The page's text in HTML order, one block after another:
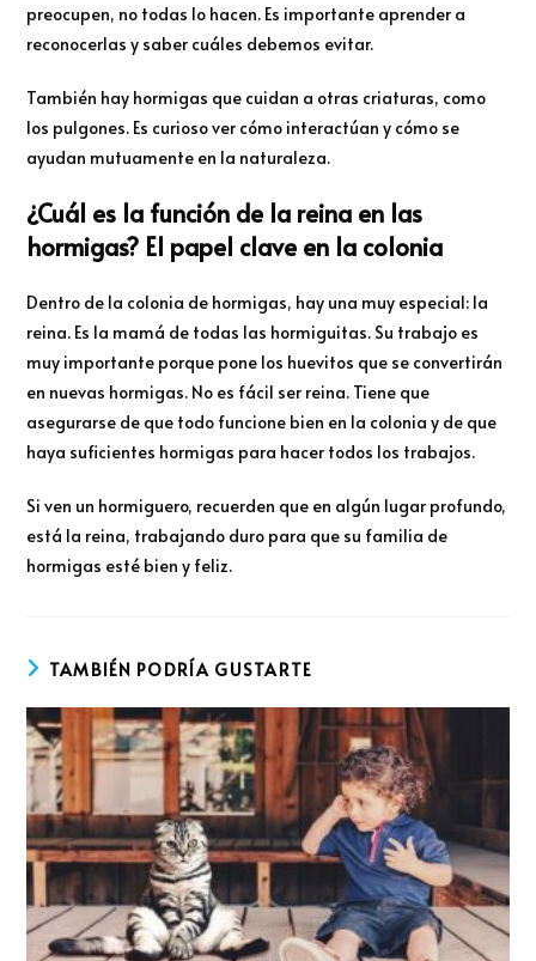
preocupen, no todas lo hacen. Es importante aprender a
reconocerlas y saber cuáles debemos evitar.
También hay hormigas que cuidan a otras criaturas, como
los pulgones. Es curioso ver cómo interactúan y cómo se
ayudan mutuamente en la naturaleza.
¿Cuál es la función de la reina en las
hormigas? El papel clave en la colonia
Dentro de la colonia de hormigas, hay una muy especial: la
reina. Es la mamá de todas las hormiguitas. Su trabajo es
muy importante porque pone los huevitos que se convertirán
en nuevas hormigas. No es fácil ser reina. Tiene que
asegurarse de que todo funcione bien en la colonia y de que
haya suficientes hormigas para hacer todos los trabajos.
Si ven un hormiguero, recuerden que en algún lugar profundo,
está la reina, trabajando duro para que su familia de
hormigas esté bien y feliz.
TAMBIÉN PODRÍA GUSTARTE